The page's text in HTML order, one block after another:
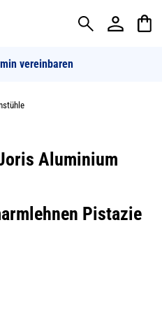
vereinbaren
Aluminium
Pistazie